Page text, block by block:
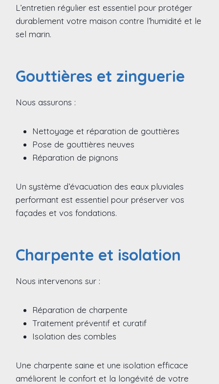
L’entretien régulier est essentiel pour protéger
durablement votre maison contre l’humidité et le
sel marin.
Gouttières et zinguerie
Nous assurons :
Nettoyage et réparation de gouttières
Pose de gouttières neuves
Réparation de pignons
Un système d’évacuation des eaux pluviales
performant est essentiel pour préserver vos
façades et vos fondations.
Charpente et isolation
Nous intervenons sur :
Réparation de charpente
Traitement préventif et curatif
Isolation des combles
Une charpente saine et une isolation efficace
améliorent le confort et la longévité de votre